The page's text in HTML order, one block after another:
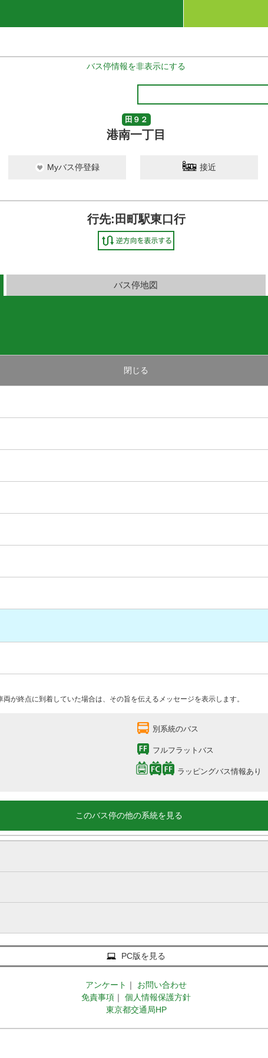
バス停情報を非表示にする
田９２
港南一丁目
Myバス停登録 接近
行先:田町駅東口行
バス停地図
閉じる
が終点に到着していた場合は、その旨を伝えるメッセージを表示します。
別系統のバス
フルフラットバス
ラッピングバス情報あり
このバス停の他の系統を見る
PC版を見る
アンケート ｜
お問い合わせ
免責事項 ｜
個人情報保護方針
東京都交通局HP